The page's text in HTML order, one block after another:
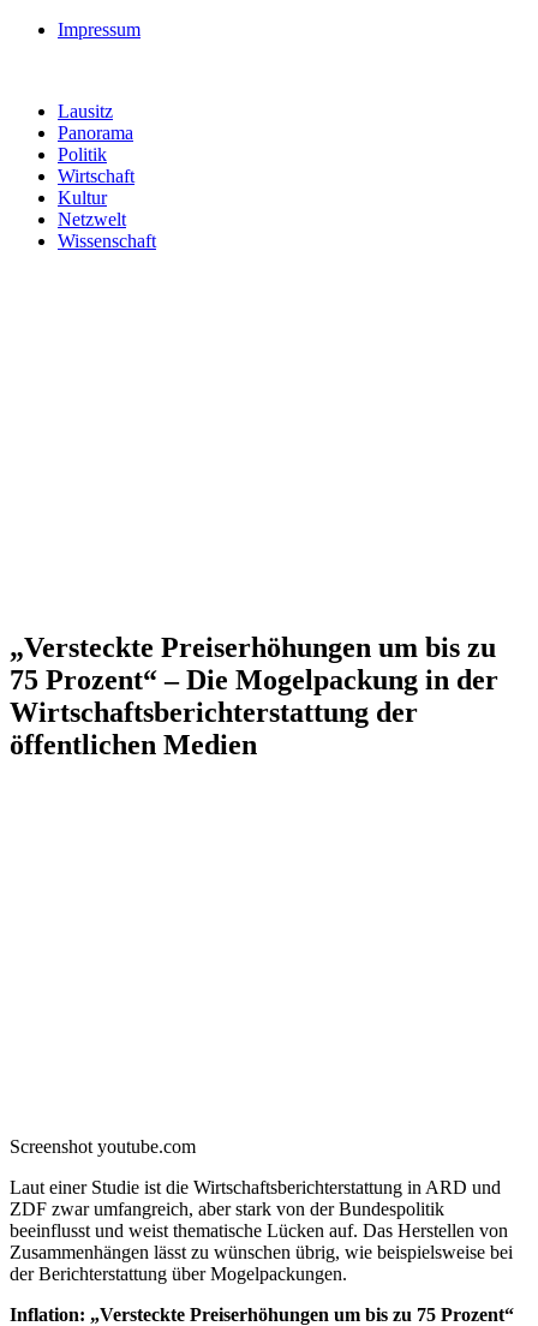
Impressum
Lausitz
Panorama
Politik
Wirtschaft
Kultur
Netzwelt
Wissenschaft
„Versteckte Preiserhöhungen um bis zu
75 Prozent“ – Die Mogelpackung in der
Wirtschaftsberichterstattung der
öffentlichen Medien
Screenshot youtube.com
Laut einer Studie ist die Wirtschaftsberichterstattung in ARD und
ZDF zwar umfangreich, aber stark von der Bundespolitik
beeinflusst und weist thematische Lücken auf. Das Herstellen von
Zusammenhängen lässt zu wünschen übrig, wie beispielsweise bei
der Berichterstattung über Mogelpackungen.
Inflation: „Versteckte Preiserhöhungen um bis zu 75 Prozent“